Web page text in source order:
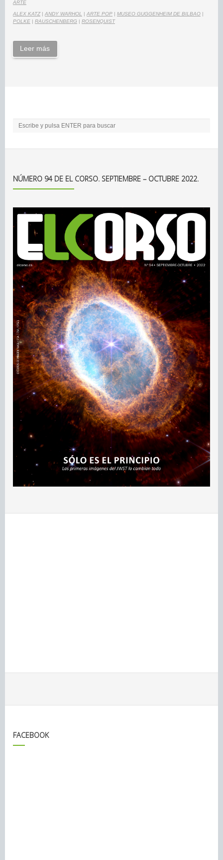
ARTE
ALEX KATZ| ANDY WARHOL | ARTE POP | MUSEO GUGGENHEIM DE BILBAO |
POLKE | RAUSCHENBERG | ROSENQUIST
Leer más
NÚMERO 94 DE EL CORSO. SEPTIEMBRE – OCTUBRE 2022.
FACEBOOK